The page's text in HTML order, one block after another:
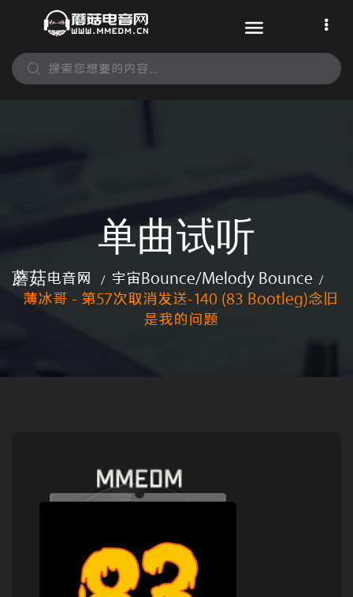
单曲试听
蘑菇电音网 / 宇宙Bounce/melody Bounce /
薄冰哥 - 第57次取消发送-140 (83 Bootleg)念旧
是我的问题